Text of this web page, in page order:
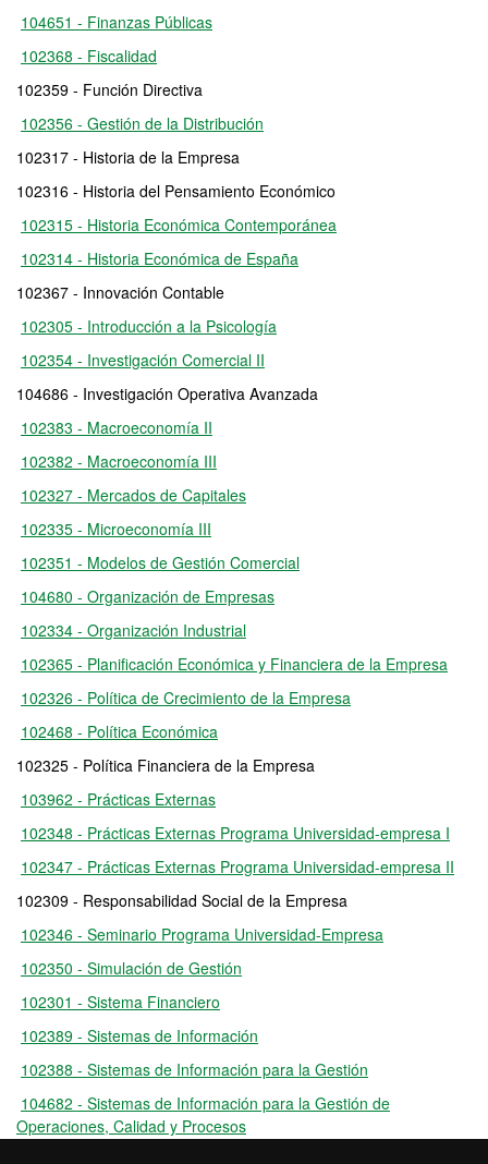
104651 - Finanzas Públicas
102368 - Fiscalidad
102359 - Función Directiva
102356 - Gestión de la Distribución
102317 - Historia de la Empresa
102316 - Historia del Pensamiento Económico
102315 - Historia Económica Contemporánea
102314 - Historia Económica de España
102367 - Innovación Contable
102305 - Introducción a la Psicología
102354 - Investigación Comercial II
104686 - Investigación Operativa Avanzada
102383 - Macroeconomía II
102382 - Macroeconomía III
102327 - Mercados de Capitales
102335 - Microeconomía III
102351 - Modelos de Gestión Comercial
104680 - Organización de Empresas
102334 - Organización Industrial
102365 - Planificación Económica y Financiera de la Empresa
102326 - Política de Crecimiento de la Empresa
102468 - Política Económica
102325 - Política Financiera de la Empresa
103962 - Prácticas Externas
102348 - Prácticas Externas Programa Universidad-empresa I
102347 - Prácticas Externas Programa Universidad-empresa II
102309 - Responsabilidad Social de la Empresa
102346 - Seminario Programa Universidad-Empresa
102350 - Simulación de Gestión
102301 - Sistema Financiero
102389 - Sistemas de Información
102388 - Sistemas de Información para la Gestión
104682 - Sistemas de Información para la Gestión de
Operaciones, Calidad y Procesos